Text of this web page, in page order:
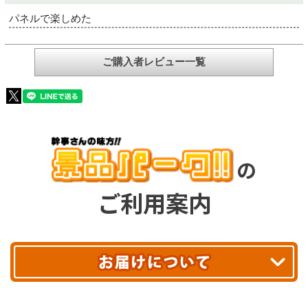
パネルで楽しめた
ご購入者レビュー一覧
の
ご利用案内